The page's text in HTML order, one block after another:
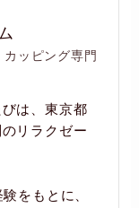
ッピング専門
は、東京都
リラクゼー
をもとに、